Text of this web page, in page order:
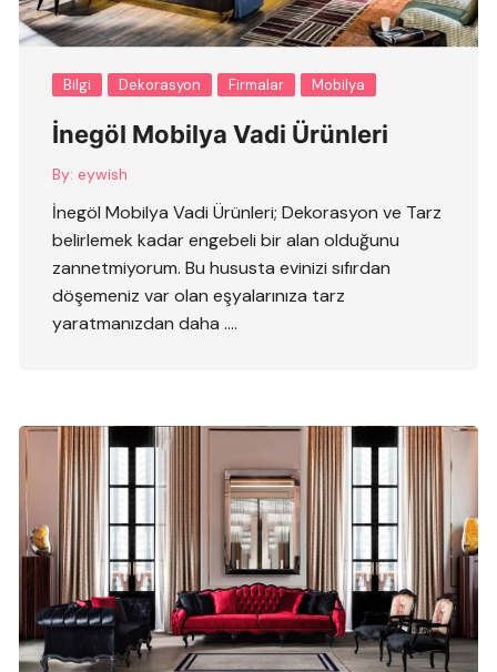
Bilgi Dekorasyon Firmalar Mobilya
İnegöl Mobilya Vadi Ürünleri
By: eywish
İnegöl Mobilya Vadi Ürünleri; Dekorasyon ve Tarz
belirlemek kadar engebeli bir alan olduğunu
zannetmiyorum. Bu hususta evinizi sıfırdan
döşemeniz var olan eşyalarınıza tarz
yaratmanızdan daha ….